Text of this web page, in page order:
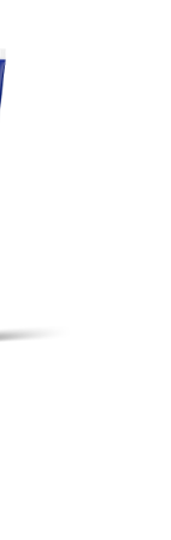
la piel, y
que se
diversión